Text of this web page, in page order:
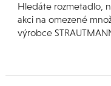
Hledáte rozmetadlo,
akci na omezené
výrobce